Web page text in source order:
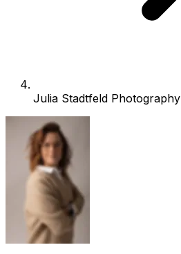
Julia Stadtfeld Photography